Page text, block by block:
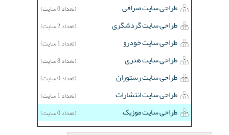
طراحی سایت صرافی (تعداد 0 سایت)
طراحی سایت گردشگری (تعداد 2 سایت)
طراحی سایت خودرو (تعداد 1 سایت)
طراحی سایت هنری (تعداد 8 سایت)
طراحی سایت رستوران (تعداد 0 سایت)
طراحی سایت انتشارات (تعداد 1 سایت)
طراحی سایت موزیک (تعداد 0 سایت)